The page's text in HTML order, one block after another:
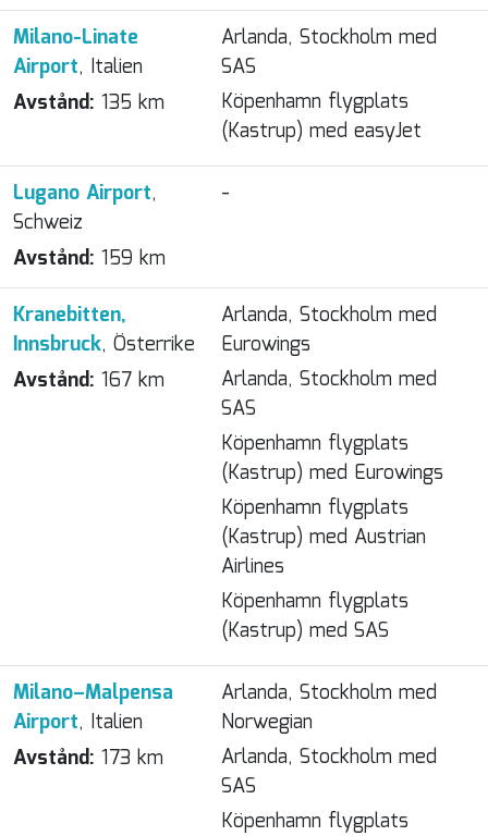
Milano-Linate
Airport, Italien
Avstånd: 135 km
Arlanda, Stockholm med
SAS
Köpenhamn flygplats
(Kastrup) med easyJet
Lugano Airport,
Schweiz
Avstånd: 159 km
-
Kranebitten,
Innsbruck, Österrike
Avstånd: 167 km
Arlanda, Stockholm med
Eurowings
Arlanda, Stockholm med
SAS
Köpenhamn flygplats
(Kastrup) med Eurowings
Köpenhamn flygplats
(Kastrup) med Austrian
Airlines
Köpenhamn flygplats
(Kastrup) med SAS
Milano–Malpensa
Airport, Italien
Avstånd: 173 km
Arlanda, Stockholm med
Norwegian
Arlanda, Stockholm med
SAS
Köpenhamn flygplats